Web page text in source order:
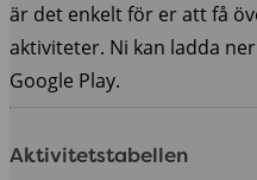
är det enkelt för er att få
aktiviteter. Ni kan ladda
Google Play.
Aktivitetstabellen